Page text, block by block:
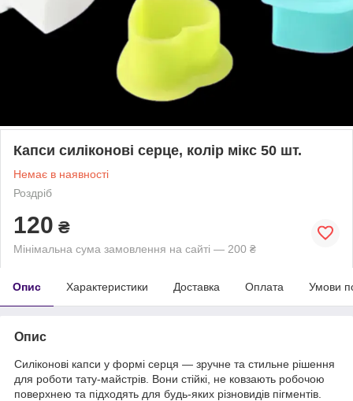
Капси силіконові серце, колір мікс 50 шт.
Немає в наявності
Роздріб
120 ₴
Мінімальна сума замовлення на сайті — 200 ₴
Опис Характеристики Доставка Оплата Умови
Опис
Силіконові капси у формі серця — зручне та стильне рішення
для роботи тату-майстрів. Вони стійкі, не ковзають робочою
поверхнею та підходять для будь-яких різновидів пігментів.